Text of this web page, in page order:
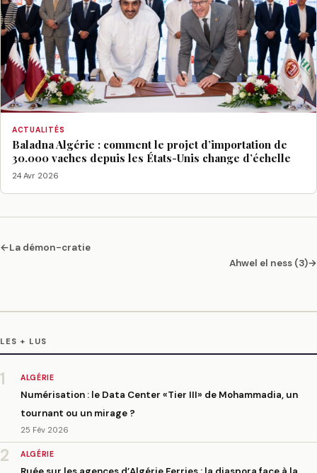
ACTUALITÉS
Baladna Algérie : comment le projet d’importation de
30.000 vaches depuis les États-Unis change d’échelle
24 Avr 2026
←La démon-cratie
Ahwel el ness (3)→
LES + LUS
1 ALGÉRIE
Numérisation : le Data Center «Tier III» de Mohammadia, un
tournant ou un mirage ?
25 Fév 2026
2 ALGÉRIE